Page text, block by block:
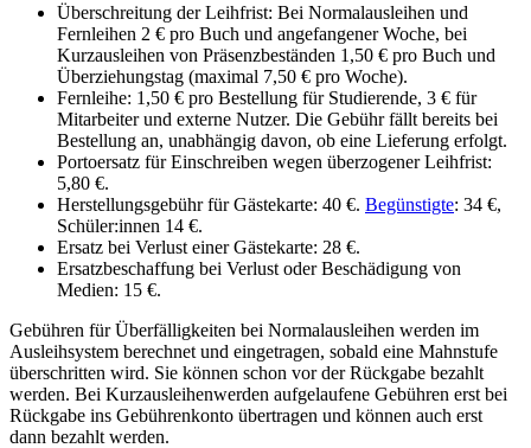
Überschreitung der Leihfrist: Bei Normalausleihen und
Fernleihen 2 € pro Buch und angefangener Woche, bei
Kurzausleihen von Präsenzbeständen 1,50 € pro Buch und
Überziehungstag (maximal 7,50 € pro Woche).
Fernleihe: 1,50 € pro Bestellung für Studierende, 3 € für
Mitarbeiter und externe Nutzer. Die Gebühr fällt bereits bei
Bestellung an, unabhängig davon, ob eine Lieferung erfolgt.
Portoersatz für Einschreiben wegen überzogener Leihfrist:
5,80 €.
Herstellungsgebühr für Gästekarte: 40 €. Begünstigte: 34 €,
Schüler:innen 14 €.
Ersatz bei Verlust einer Gästekarte: 28 €.
Ersatzbeschaffung bei Verlust oder Beschädigung von
Medien: 15 €.
Gebühren für Überfälligkeiten bei Normalausleihen werden im
Ausleihsystem berechnet und eingetragen, sobald eine Mahnstufe
überschritten wird. Sie können schon vor der Rückgabe bezahlt
werden. Bei Kurzausleihenwerden aufgelaufene Gebühren erst bei
Rückgabe ins Gebührenkonto übertragen und können auch erst
dann bezahlt werden.